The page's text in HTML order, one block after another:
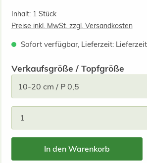
Inhalt: 1 Stück
Preise inkl. MwSt. zzgl. Versandkosten
Sofort verfügbar, Lieferzeit:
Verkaufsgröße / Topfgröße
In den Warenkorb